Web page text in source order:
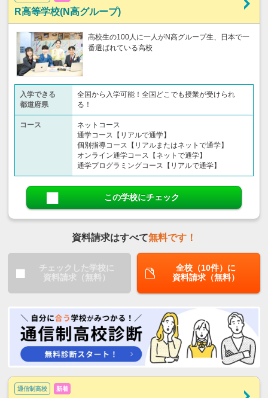
R高等学校(N高グループ)
高校生の100人に一人がN高グループ生、日本で一
番選ばれている高校
入学できる
都道府県
全国から入学可能！全国どこでも授業が受けられ
る！
コース
ネットコース
通学コース【リアルで通学】
個別指導コース【リアルまたはネットで通学】
オンライン通学コース【ネットで通学】
通学プログラミングコース【リアルで通学】
この学校にチェック
資料請求はすべて無料です！
チェックした学校に
資料請求（無料）
全校（10件）に
資料請求（無料）
通信制高校 新着